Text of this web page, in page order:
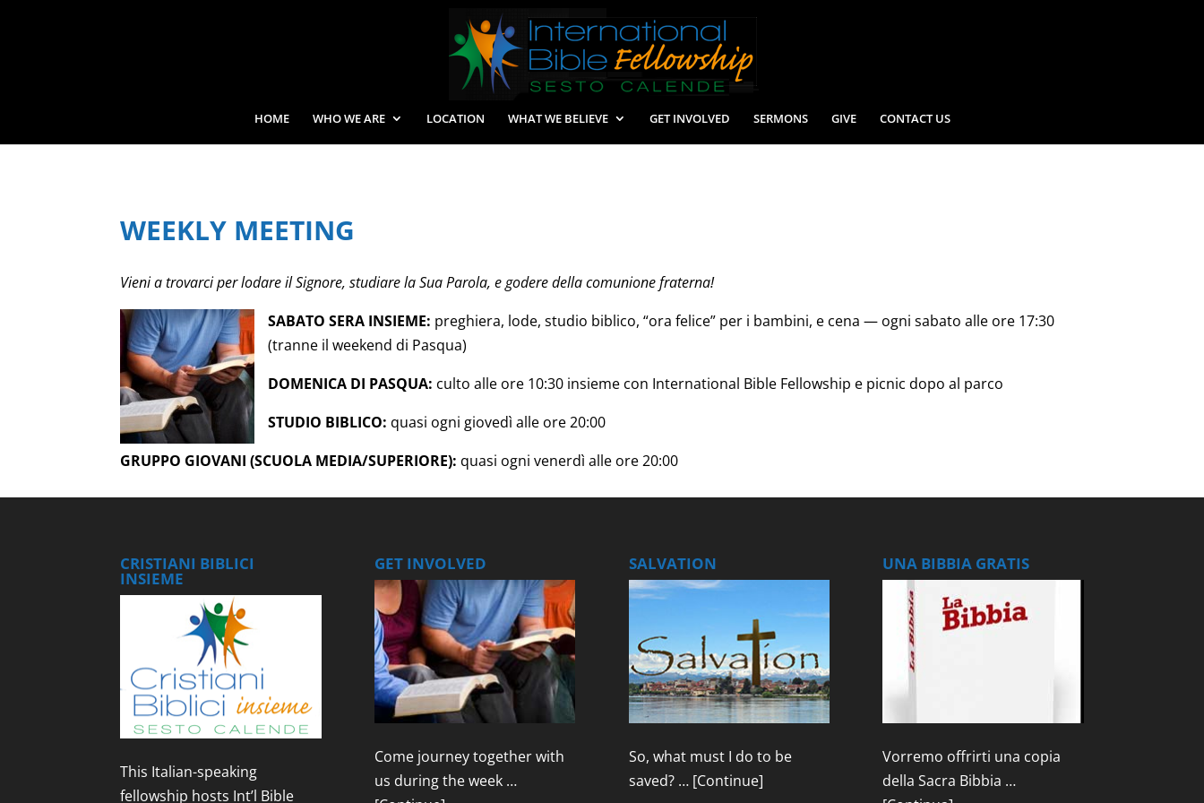
HOME WHO WE ARE LOCATION WHAT WE BELIEVE GET INVOLVED SERMONS GIVE CONTACT US
WEEKLY MEETING
Vieni a trovarci per lodare il Signore, studiare la Sua Parola, e godere della comunione fraterna!
SABATO SERA INSIEME: preghiera, lode, studio biblico, “ora felice” per i bambini, e cena — ogni sabato alle ore 17:30
(tranne il weekend di Pasqua)
DOMENICA DI PASQUA: culto alle ore 10:30 insieme con International Bible Fellowship e picnic dopo al parco
STUDIO BIBLICO: quasi ogni giovedì alle ore 20:00
GRUPPO GIOVANI (SCUOLA MEDIA/SUPERIORE): quasi ogni venerdì alle ore 20:00
CRISTIANI BIBLICI
INSIEME
This Italian-speaking
fellowship hosts Int’l Bible
GET INVOLVED
Come journey together with
us during the week …
SALVATION
So, what must I do to be
saved? … [Continue]
UNA BIBBIA GRATIS
Vorremo offrirti una copia
della Sacra Bibbia …